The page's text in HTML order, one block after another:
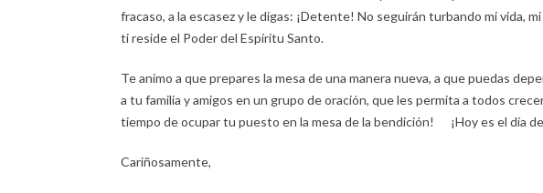
fracaso, a la escasez y le digas: ¡Detente! No seguirán turbando mi vida,
ti reside el Poder del Espíritu Santo.
Te animo a que prepares la mesa de una manera nueva, a que puedas
a tu familia y amigos en un grupo de oración, que les permita a todos
tiempo de ocupar tu puesto en la mesa de la bendición! ¡Hoy es el día
Cariñosamente,